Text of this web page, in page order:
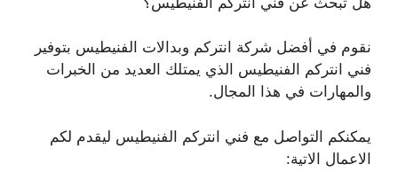
نقوم في أفضل شركة انتركم وبدالات الفنيطيس بتوفير
فني انتركم الفنيطيس الذي يمتلك العديد من الخبرات
والمهارات في هذا المجال.
يمكنكم التواصل مع فني انتركم الفنيطيس ليقدم لكم
الاعمال الاتية: